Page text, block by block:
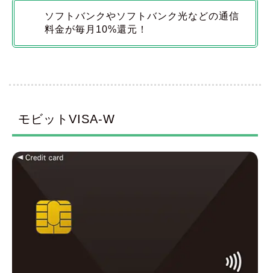
ソフトバンクやソフトバンク光などの通信
料金が毎月10%還元！
モビットVISA-W